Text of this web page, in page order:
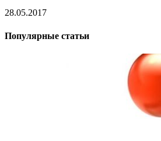
28.05.2017
Популярные статьи